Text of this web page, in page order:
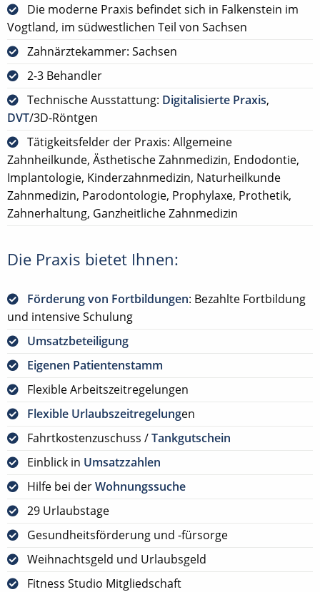
Die moderne Praxis befindet sich in Falkenstein im
Vogtland, im südwestlichen Teil von Sachsen
Zahnärztekammer: Sachsen
2-3 Behandler
Technische Ausstattung: Digitalisierte Praxis,
DVT/3D-Röntgen
Tätigkeitsfelder der Praxis: Allgemeine
Zahnheilkunde, Ästhetische Zahnmedizin, Endodontie,
Implantologie, Kinderzahnmedizin, Naturheilkunde
Zahnmedizin, Parodontologie, Prophylaxe, Prothetik,
Zahnerhaltung, Ganzheitliche Zahnmedizin
Die Praxis bietet Ihnen:
Förderung von Fortbildungen: Bezahlte Fortbildung
und intensive Schulung
Umsatzbeteiligung
Eigenen Patientenstamm
Flexible Arbeitszeitregelungen
Flexible Urlaubszeitregelungen
Fahrtkostenzuschuss /Tankgutschein
Einblick in Umsatzzahlen
Hilfe bei derWohnungssuche
29 Urlaubstage
Gesundheitsförderung und -fürsorge
Weihnachtsgeld und Urlaubsgeld
Fitness Studio Mitgliedschaft